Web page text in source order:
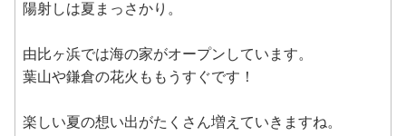
陽射しは夏まっさかり。
由比ヶ浜では海の家がオープンしています。
葉山や鎌倉の花火ももうすぐです！
楽しい夏の想い出がたくさん増えていきますね。